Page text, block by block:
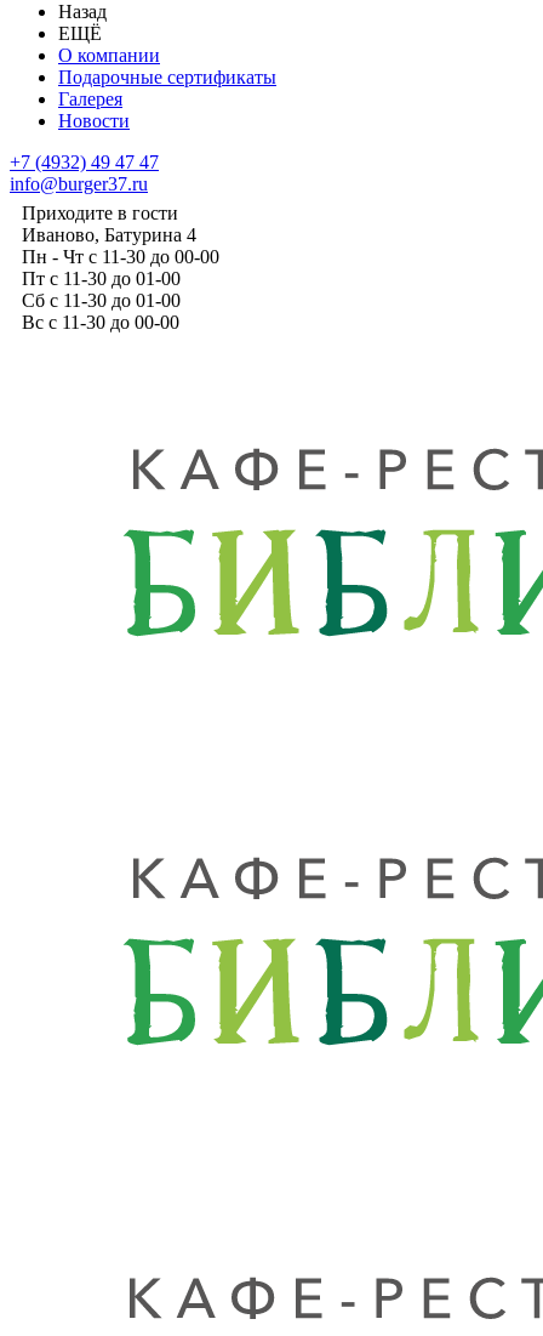
Назад
ЕЩЁ
О компании
Подарочные сертификаты
Галерея
Новости
+7 (4932) 49 47 47
info@burger37.ru
Приходите в гости
Иваново, Батурина 4
Пн - Чт с 11-30 до 00-00
Пт с 11-30 до 01-00
Сб с 11-30 до 01-00
Вс с 11-30 до 00-00